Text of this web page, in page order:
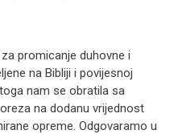
promicanje duhovne i
na Bibliji i povijesnoj
nam se obratila sa
na dodanu vrijednost
opreme. Odgovaramo u